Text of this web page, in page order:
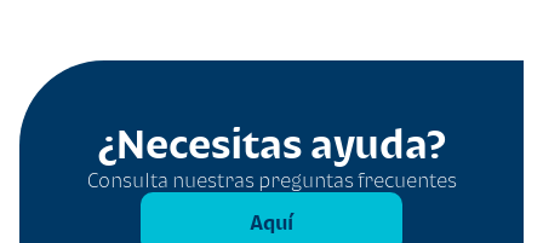
¿Necesitas ayuda?
Consulta nuestras preguntas frecuentes
Aquí